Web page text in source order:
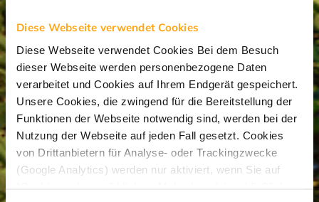
Diese Webseite verwendet Cookies
Diese Webseite verwendet Cookies Bei dem Besuch
dieser Webseite werden personenbezogene Daten
verarbeitet und Cookies auf Ihrem Endgerät gespeichert.
Unsere Cookies, die zwingend für die Bereitstellung der
Funktionen der Webseite notwendig sind, werden bei der
Nutzung der Webseite auf jeden Fall gesetzt. Cookies
von Drittanbietern für Analyse- oder Trackingzwecke
(Google Analytics) werden nur aktiviert, wenn Sie auf